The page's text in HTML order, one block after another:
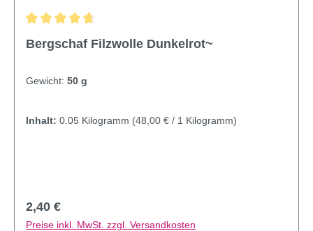
Bergschaf Filzwolle Dunkelrot~
Gewicht: 50 g
Inhalt: 0.05 Kilogramm (48,00 € / 1 Kilogramm)
Regulärer Preis:
2,40 €
Preise inkl. MwSt. zzgl. Versandkosten